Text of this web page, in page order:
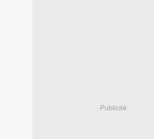
Publicité